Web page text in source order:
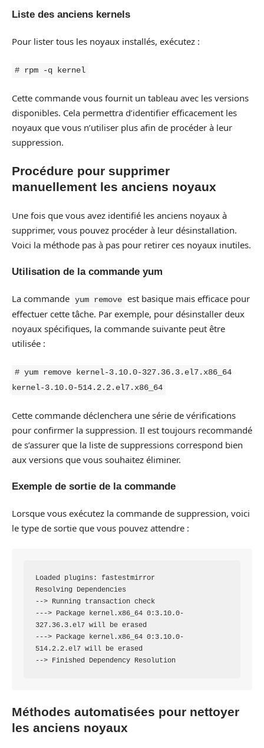
Liste des anciens kernels
Pour lister tous les noyaux installés, exécutez :
# rpm -q kernel
Cette commande vous fournit un tableau avec les versions
disponibles. Cela permettra d’identifier efficacement les
noyaux que vous n’utiliser plus afin de procéder à leur
suppression.
Procédure pour supprimer
manuellement les anciens noyaux
Une fois que vous avez identifié les anciens noyaux à
supprimer, vous pouvez procéder à leur désinstallation.
Voici la méthode pas à pas pour retirer ces noyaux inutiles.
Utilisation de la commande yum
La commande yum remove est basique mais efficace pour
effectuer cette tâche. Par exemple, pour désinstaller deux
noyaux spécifiques, la commande suivante peut être
utilisée :
# yum remove kernel-3.10.0-327.36.3.el7.x86_64
kernel-3.10.0-514.2.2.el7.x86_64
Cette commande déclenchera une série de vérifications
pour confirmer la suppression. Il est toujours recommandé
de s’assurer que la liste de suppressions correspond bien
aux versions que vous souhaitez éliminer.
Exemple de sortie de la commande
Lorsque vous exécutez la commande de suppression, voici
le type de sortie que vous pouvez attendre :
Loaded plugins: fastestmirror
Resolving Dependencies
--> Running transaction check
---> Package kernel.x86_64 0:3.10.0-
327.36.3.el7 will be erased
---> Package kernel.x86_64 0:3.10.0-
514.2.2.el7 will be erased
Méthodes automatisées pour nettoyer
les anciens noyaux